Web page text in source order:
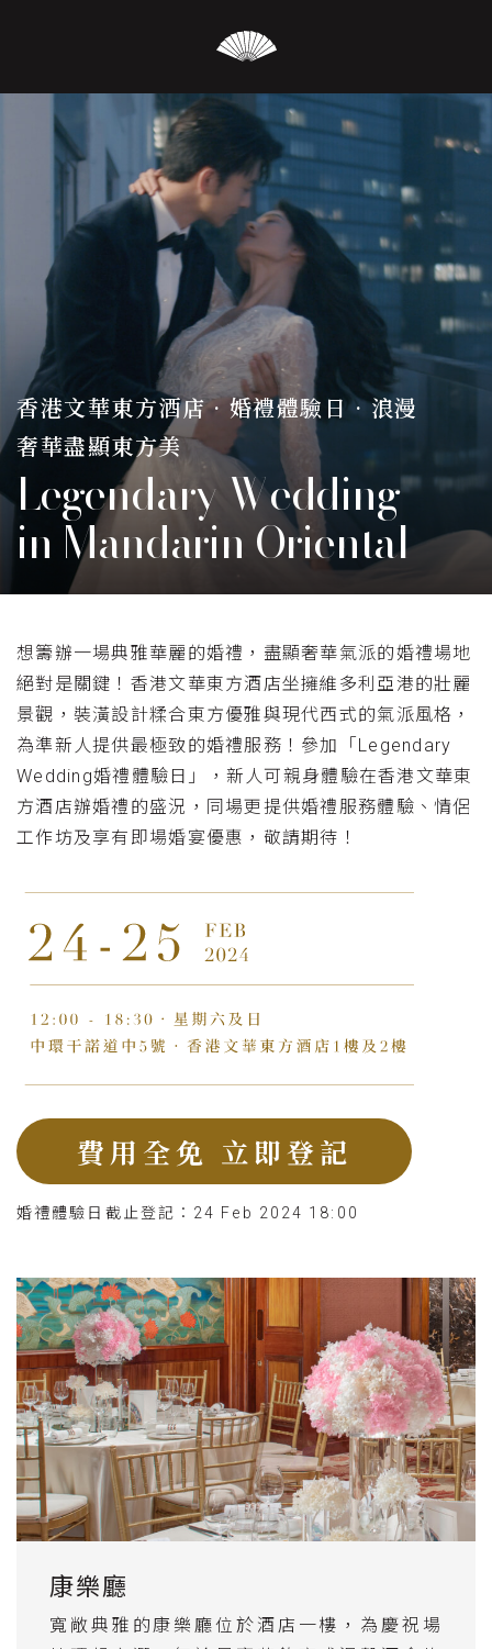
香港文華東方酒店•婚禮體驗日•浪漫
奢華盡顯東方美
Legendary Wedding
in Mandarin Oriental
想籌辦一場典雅華麗的婚禮，盡顯奢華氣派的婚禮場地
絕對是關鍵！香港文華東方酒店坐擁維多利亞港的壯麗
景觀，裝潢設計糅合東方優雅與現代西式的氣派風格，
為準新人提供最極致的婚禮服務！參加「Legendary
Wedding婚禮體驗日」，新人可親身體驗在香港文華東
方酒店辦婚禮的盛況，同場更提供婚禮服務體驗、情侶
工作坊及享有即場婚宴優惠，敬請期待！
費用全免 立即登記
婚禮體驗日截止登記：24 Feb 2024 18:00
康樂廳
寬敞典雅的康樂廳位於酒店一樓，為慶祝場